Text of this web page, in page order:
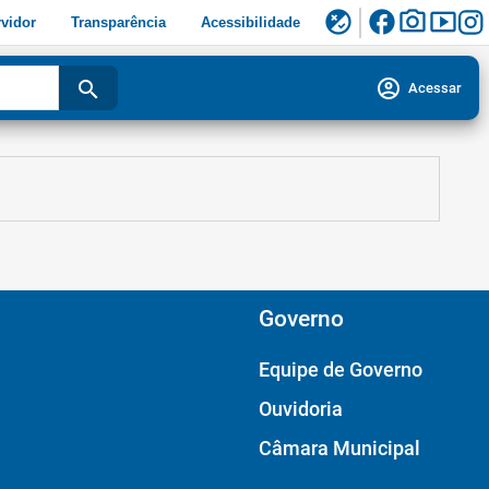
Transparência Acessibilidade flaky facebookphoto_camerasmart_display
search account_circle Acessar
Governo
Equipe de Governo
Ouvidoria
Câmara Municipal